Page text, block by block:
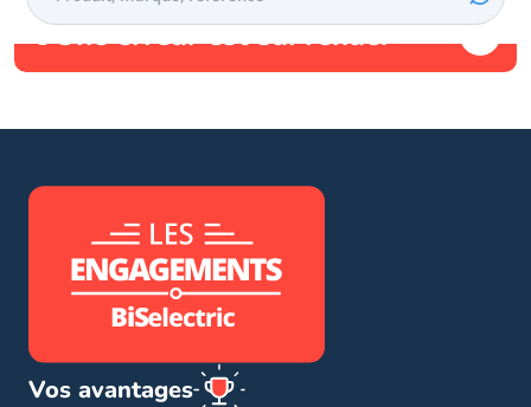
Une erreur est survenue.
Vos avantages